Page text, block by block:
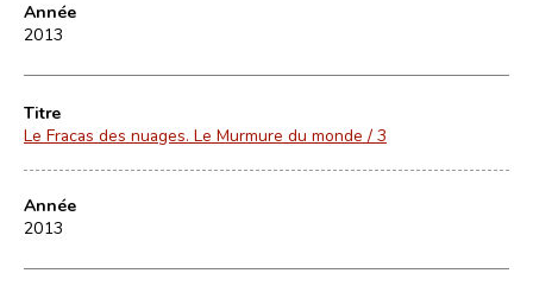
Année
2013
Titre
Le Fracas des nuages. Le Murmure du monde / 3
Année
2013